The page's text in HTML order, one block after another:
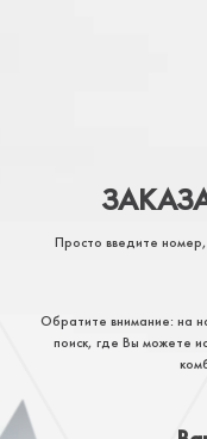
Просто введите
Обратите внимание: на
поиск, где Вы можете